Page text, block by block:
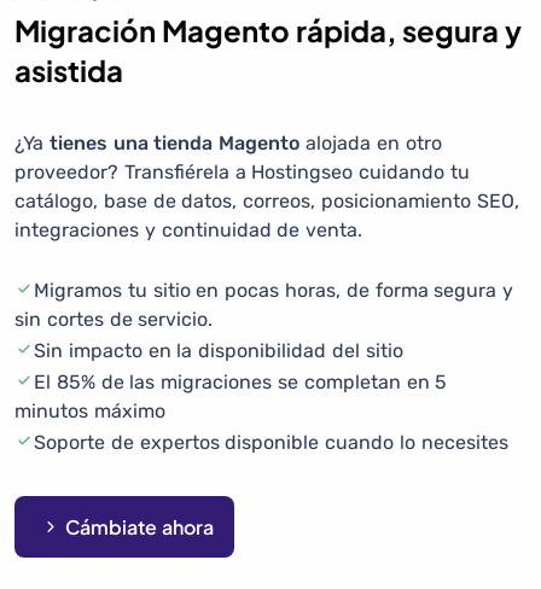
Migración Magento rápida, segura y
asistida
¿Ya tienes una tienda Magento alojada en otro
proveedor? Transfiérela a Hostingseo cuidando tu
catálogo, base de datos, correos, posicionamiento SEO,
integraciones y continuidad de venta.
Migramos tu sitio en pocas horas, de forma segura y
sin cortes de servicio.
Sin impacto en la disponibilidad del sitio
El 85% de las migraciones se completan en 5
minutos máximo
Soporte de expertos disponible cuando lo necesites
Cámbiate ahora